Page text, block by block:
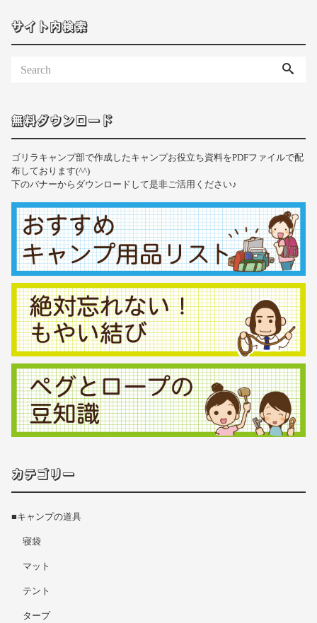
サイト内検索
無料ダウンロード
ゴリラキャンプ部で作成したキャンプお役立ち資料をPDFファイルで配
布しております(^^)
下のバナーからダウンロードして是非ご活用ください♪
カテゴリー
■キャンプの道具
寝袋
マット
テント
タープ